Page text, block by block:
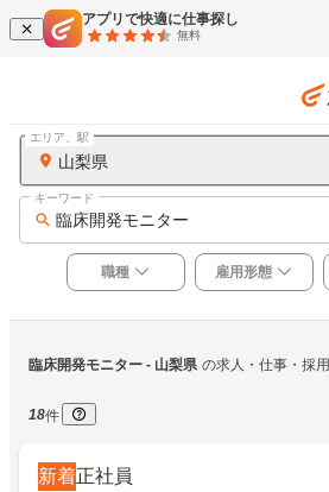
アプリで快適に仕事探し
無料
山梨県
エリア、駅
臨床開発モニター
キーワード
職種 雇用形態
臨床開発モニター - 山梨県 の求人・仕事・採用
18件
新着正社員